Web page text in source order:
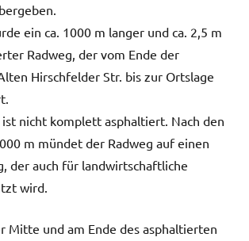
ein ca. 1000 m langer und ca. 2,5 m
Radweg, der vom Ende der
Hirschfelder Str. bis zur Ortslage
nicht komplett asphaltiert. Nach den
m mündet der Radweg auf einen
der auch für landwirtschaftliche
wird.
Mitte und am Ende des asphaltierten